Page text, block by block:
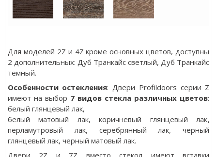
Для моделей 2Z и 4Z кроме основных цветов, доступны
2 дополнительных: Дуб Транкайс светлый, Дуб Транкайс
темный.
Особенности остекления: Двери Profildoors серии Z
имеют на выбор 7 видов стекла различных цветов:
белый глянцевый лак,
белый матовый лак,коричневый глянцевый лак,
перламутровый лак, серебрянный лак,черный
глянцевый лак, черный матовый лак.
Двери 2Z и 7Z вместо стекол имеют вставки